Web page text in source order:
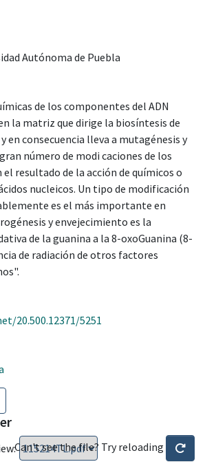
Autónoma de Puebla
de los componentes del ADN
la matriz que dirige la biosíntesis de
en consecuencia lleva a mutagénesis y
número de modi caciones de los
el resultado de la acción de químicos o
nucleicos. Un tipo de modificación
es el más importante en
y envejecimiento es la
de la guanina a la 8-oxoGuanina (8-
de radiación de otros factores
20.500.12371/5251
Can't see the file? Try reloading